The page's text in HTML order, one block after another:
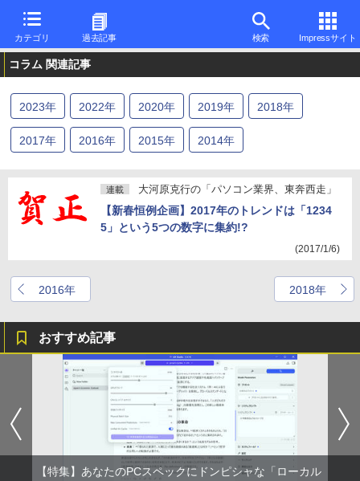
カテゴリ 過去記事 検索 Impressサイト
コラム 関連記事
2023年 2022年 2020年 2019年 2018年
2017年 2016年 2015年 2014年
連載 大河原克行の「パソコン業界、東奔西走」
【新春恒例企画】2017年のトレンドは「1234
5」という5つの数字に集約!?
(2017/1/6)
2016年 2018年
おすすめ記事
【特集】あなたのPCスペックにドンピシャな「ローカル